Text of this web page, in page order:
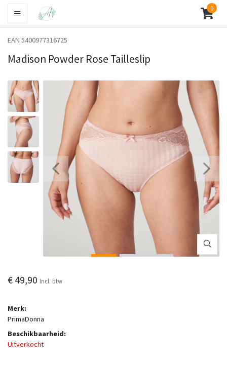
0
EAN 5400977316725
Madison Powder Rose Tailleslip
€ 49,90 Incl. btw
Merk:
PrimaDonna
Beschikbaarheid:
Uitverkocht